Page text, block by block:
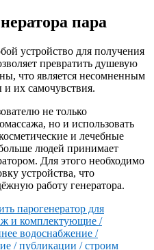
пара
устройство для получения
превратить душевую
что является несомненным
их самочувствия.
не только
но и использовать
и лечебные
людей принимает
Для этого необходимо
устройства, что
работу генератора.